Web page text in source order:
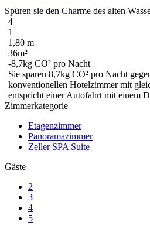
Spüren sie den Charme des alten
4
1
1,80 m
36m²
-8,7kg CO² pro Nacht
Sie sparen 8,7kg CO² pro Nacht
konventionellen Hotelzimmer mit
entspricht einer Autofahrt mit einem
Zimmerkategorie
Etagenzimmer
Panoramazimmer
Zeller SPA Suite
Gäste
2
3
4
5